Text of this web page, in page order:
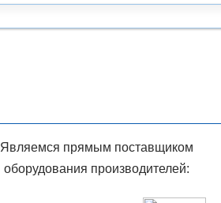
Являемся прямым поставщиком
оборудования производителей: